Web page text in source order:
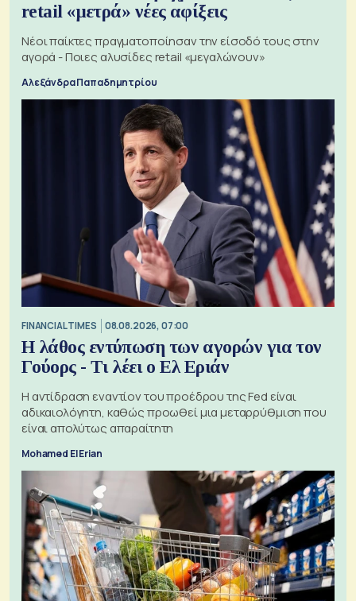
retail «μετρά» νέες αφίξεις
Νέοι παίκτες πραγματοποίησαν την είσοδό τους στην
αγορά - Ποιες αλυσίδες retail «μεγαλώνουν»
Αλεξάνδρα Παπαδημητρίου
FINANCIAL TIMES 08.08.2026, 07:00
Η λάθος εντύπωση των αγορών για τον
Γούορς - Τι λέει ο Ελ Εριάν
Η αντίδραση εναντίον του προέδρου της Fed είναι
αδικαιολόγητη, καθώς προωθεί μια μεταρρύθμιση που
είναι απολύτως απαραίτητη
Mohamed El Erian